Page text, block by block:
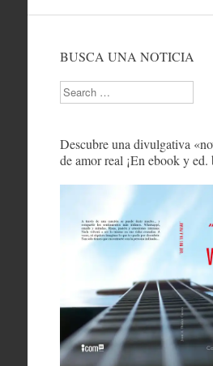
BUSCA UNA NOTICIA
Search
Descubre una divulgativa
de amor real ¡En ebook y